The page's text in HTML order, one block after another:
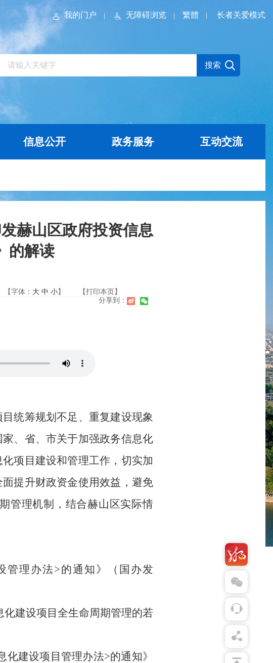
长者关爱模式
我的门户 无障碍浏览 繁體
信息公开 政务服务 互动交流
赫山区政府投资信息
的解读
【字体： 大 中 小】
【打印本页】
分享到：
目统筹规划不足、重复建设现象
、省、市关于加强政务信息化
项目建设和管理工作，切实加
提升财政资金使用效益，避免
管理机制，结合赫山 区实际情
理办法>的通知》
（ 国办发
建设项目全生命周期管理的若
建设项目管理办法>的通知》